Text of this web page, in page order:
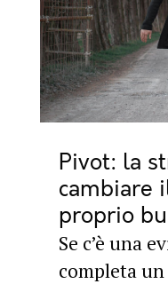
Pivot: la
cambiare
proprio
Se c’è una
completa